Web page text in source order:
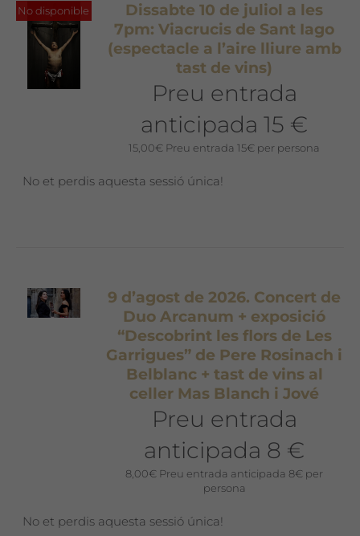
No disponible
Dissabte 10 de juliol a les
7pm: Viacrucis de Sant Iago
(espectacle a l’aire lliure amb
tast de vins)
Preu entrada
anticipada 15 €
15,00€ Preu entrada 15€ per persona
No et perdis aquesta sessió única!
9 d’agost de 2026. Concert de
Duo Arcanum + exposició
“Descobrint les flors de Les
Garrigues” de Pere Rosinach i
Belblanc + tast de vins al
celler Mas Blanch i Jové
Preu entrada
anticipada 8 €
8,00€ Preu entrada anticipada 8€ per
persona
No et perdis aquesta sessió única!